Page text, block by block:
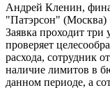
Андрей Кленин,
"Патэрсон" (Москва)
Заявка проходит
проверяет
расхода, сотрудник
наличие лимитов в
данном периоде, а